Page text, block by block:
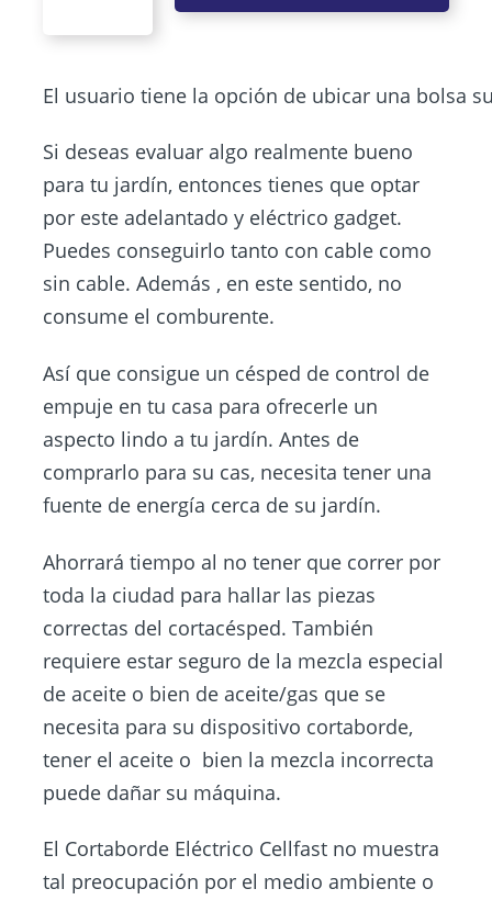
El usuario tiene la opción de ubicar una bolsa
Si deseas evaluar algo realmente bueno
para tu jardín, entonces tienes que optar
por este adelantado y eléctrico gadget.
Puedes conseguirlo tanto con cable como
sin cable. Además , en este sentido, no
consume el comburente.
Así que consigue un césped de control de
empuje en tu casa para ofrecerle un
aspecto lindo a tu jardín. Antes de
comprarlo para su cas, necesita tener una
fuente de energía cerca de su jardín.
Ahorrará tiempo al no tener que correr por
toda la ciudad para hallar las piezas
correctas del cortacésped. También
requiere estar seguro de la mezcla especial
de aceite o bien de aceite/gas que se
necesita para su dispositivo cortaborde,
tener el aceite o bien la mezcla incorrecta
puede dañar su máquina.
El Cortaborde Eléctrico Cellfast no muestra
tal preocupación por el medio ambiente o